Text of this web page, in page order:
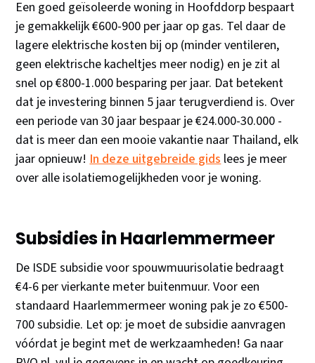
Een goed geïsoleerde woning in Hoofddorp bespaart
je gemakkelijk €600-900 per jaar op gas. Tel daar de
lagere elektrische kosten bij op (minder ventileren,
geen elektrische kacheltjes meer nodig) en je zit al
snel op €800-1.000 besparing per jaar. Dat betekent
dat je investering binnen 5 jaar terugverdiend is. Over
een periode van 30 jaar bespaar je €24.000-30.000 -
dat is meer dan een mooie vakantie naar Thailand, elk
jaar opnieuw!In deze uitgebreide gidslees je meer
over alle isolatiemogelijkheden voor je woning.
Subsidies in Haarlemmermeer
De ISDE subsidie voor spouwmuurisolatie bedraagt
€4-6 per vierkante meter buitenmuur. Voor een
standaard Haarlemmermeer woning pak je zo €500-
700 subsidie. Let op: je moet de subsidie aanvragen
vóórdat je begint met de werkzaamheden! Ga naar